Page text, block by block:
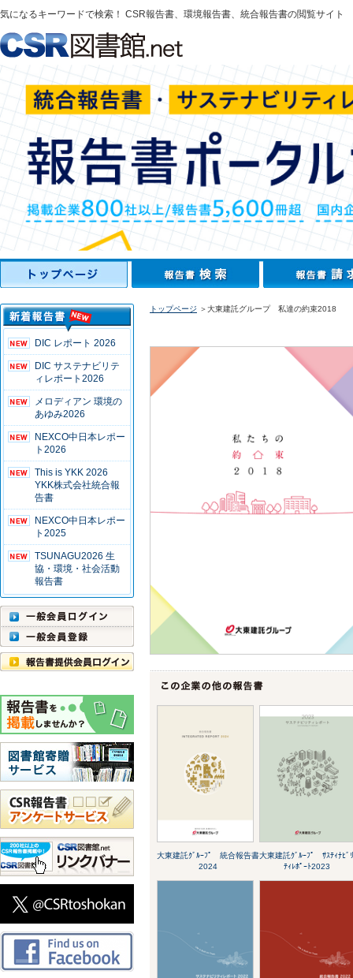
気になるキーワードで検索！ CSR報告書、環境報告書、統合報告書の閲覧サイト
DIC レポート 2026
DIC サステナビリテ
ィレポート2026
メロディアン 環境の
あゆみ2026
NEXCO中日本レポー
ト2026
This is YKK 2026
YKK株式会社統合報
告書
NEXCO中日本レポー
ト2025
TSUNAGU2026 生
協・環境・社会活動
報告書
トップページ ＞大東建託グループ 私達の約束2018
大東建託ｸﾞﾙｰﾌﾟ 統合報告書
2024
大東建託ｸﾞﾙｰﾌﾟ ｻｽﾃｨﾅﾋﾞ
ﾃｨﾚﾎﾟｰﾄ2023